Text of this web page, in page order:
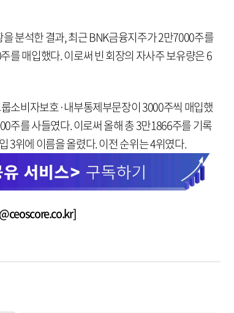
분석한 결과, 최근 BNK금융지주가 2만7000주를
를 매입했다. 이로써 빈 회장의 자사주 보유량은 6
소비자보호·내부통제부문장이 3000주씩 매입했
주를 사들였다. 이로써 올해 총 3만1866주를 기록
3위에 이름을 올렸다. 이전 순위는 4위였다.